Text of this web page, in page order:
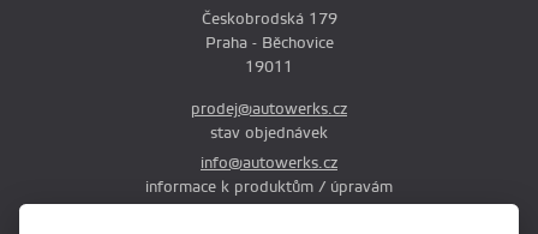
Českobrodská 179
Praha - Běchovice
19011
prodej@autowerks.cz
stav objednávek
info@autowerks.cz
informace k produktům / úpravám